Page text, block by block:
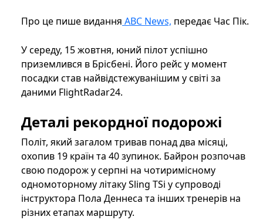
Про це пише видання ABC News, передає Час Пік.
У середу, 15 жовтня, юний пілот успішно
приземлився в Брісбені. Його рейс у момент
посадки став найвідстежуванішим у світі за
даними FlightRadar24.
Деталі рекордної подорожі
Політ, який загалом тривав понад два місяці,
охопив 19 країн та 40 зупинок. Байрон розпочав
свою подорож у серпні на чотиримісному
одномоторному літаку Sling TSi у супроводі
інструктора Пола Деннеса та інших тренерів на
різних етапах маршруту.